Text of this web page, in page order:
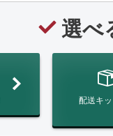
選べ
配送キ